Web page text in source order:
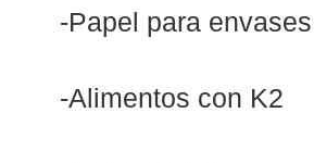
-Papel para
-Alimentos con K2